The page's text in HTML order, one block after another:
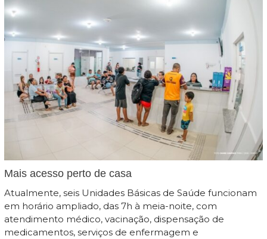
Mais acesso perto de casa
Atualmente, seis Unidades Básicas de Saúde funcionam
em horário ampliado, das 7h à meia-noite, com
atendimento médico, vacinação, dispensação de
medicamentos, serviços de enfermagem e